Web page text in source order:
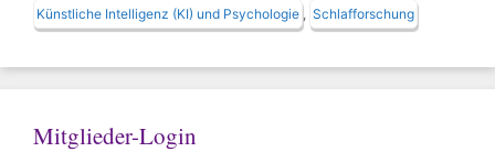
Künstliche Intelligenz (KI) und Psychologie Schlafforschung
Mitglieder-Login